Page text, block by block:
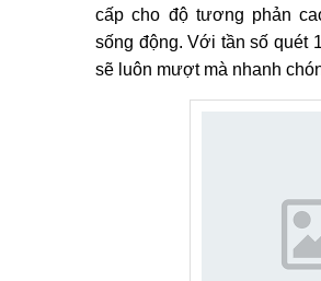
cấp cho độ tương phản
sống động. Với tần số quét
sẽ luôn mượt mà nhanh